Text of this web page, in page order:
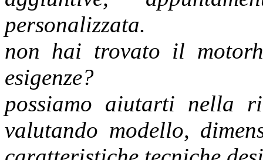
personalizzata.
non hai trovato il
esigenze?
possiamo aiutarti nella
valutando modello,